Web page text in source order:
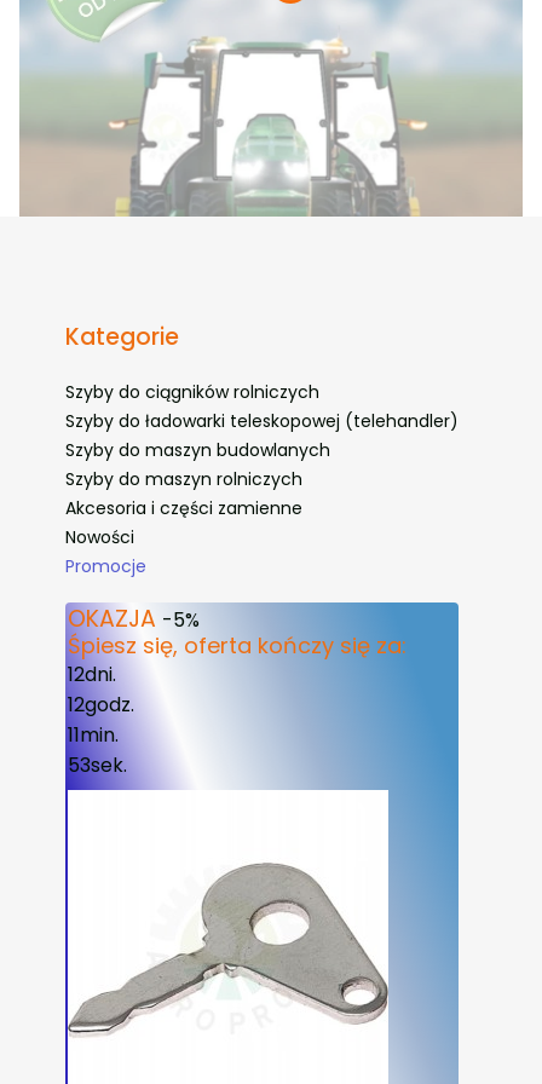
Kategorie
Szyby do ciągników rolniczych
Szyby do ładowarki teleskopowej (telehandler)
Szyby do maszyn budowlanych
Szyby do maszyn rolniczych
Akcesoria i części zamienne
Nowości
Promocje
Koniec menu
OKAZJA -5%
Śpiesz się, oferta kończy się za:
12dni.
12godz.
11min.
53sek.